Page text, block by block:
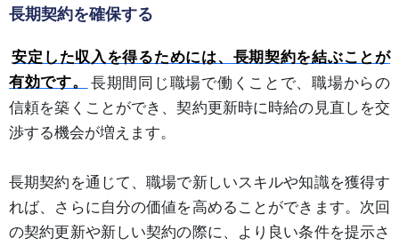
長期契約を確保する
安定した収入を得るためには、長期契約を結ぶことが
有効です。
長期間同じ職場で働くことで、職場からの
信頼を築くことができ、契約更新時に時給の見直しを交
渉する機会が増えます。
長期契約を通じて、職場で新しいスキルや知識を獲得す
れば、さらに自分の価値を高めることができます。次回
の契約更新や新しい契約の際に、より良い条件を提示さ